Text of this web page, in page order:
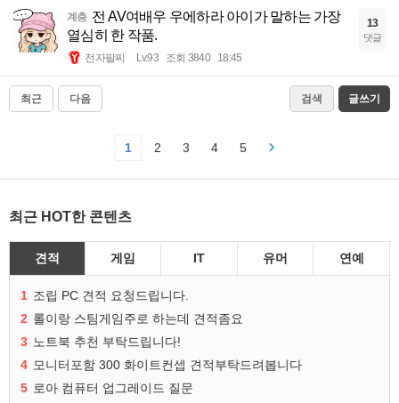
계층 전 AV여배우 우에하라 아이가 말하는 가장
열심히 한 작품.
전자팔찌 Lv.93 조회 3840 18:45
13
댓글
최근 다음 검색 글쓰기
1 2 3 4 5
최근 HOT한 콘텐츠
견적 게임 IT 유머 연예
1 조립 PC 견적 요청드립니다.
2 롤이랑 스팀게임주로 하는데 견적좀요
3 노트북 추천 부탁드립니다!
4 모니터포함 300 화이트컨셉 견적부탁드려봅니다
5 로아 컴퓨터 업그레이드 질문